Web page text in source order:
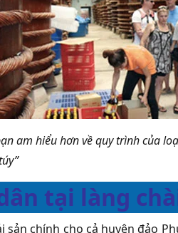
am hiểu hơn về quy trình của
tại làng
chính cho cả huyện đảo